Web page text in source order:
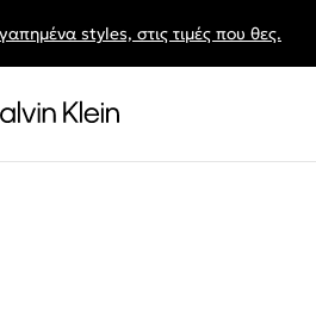
styles, στις τιμές που θες.